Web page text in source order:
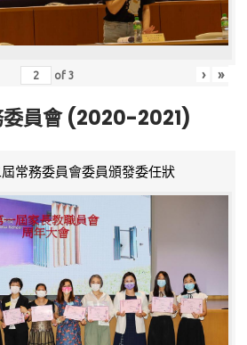
of3 › »
委員會 (2020-2021)
常務委員會委員頒發委任狀